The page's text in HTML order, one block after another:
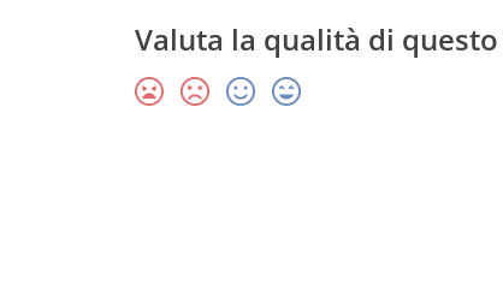
Valuta la qualità di